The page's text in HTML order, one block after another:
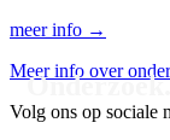
meer info →
Meer info over
Volg ons op sociale